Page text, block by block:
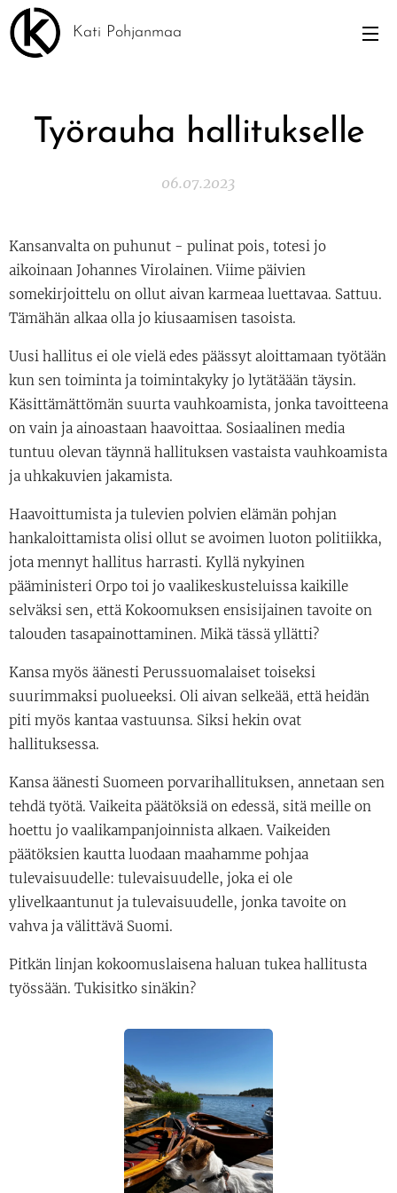
Kati Pohjanmaa
Työrauha hallitukselle
06.07.2023
Kansanvalta on puhunut - pulinat pois, totesi jo
aikoinaan Johannes Virolainen. Viime päivien
somekirjoittelu on ollut aivan karmeaa luettavaa. Sattuu.
Tämähän alkaa olla jo kiusaamisen tasoista.
Uusi hallitus ei ole vielä edes päässyt aloittamaan työtään
kun sen toiminta ja toimintakyky jo lytätäään täysin.
Käsittämättömän suurta vauhkoamista, jonka tavoitteena
on vain ja ainoastaan haavoittaa. Sosiaalinen media
tuntuu olevan täynnä hallituksen vastaista vauhkoamista
ja uhkakuvien jakamista.
Haavoittumista ja tulevien polvien elämän pohjan
hankaloittamista olisi ollut se avoimen luoton politiikka,
jota mennyt hallitus harrasti. Kyllä nykyinen
pääministeri Orpo toi jo vaalikeskusteluissa kaikille
selväksi sen, että Kokoomuksen ensisijainen tavoite on
talouden tasapainottaminen. Mikä tässä yllätti?
Kansa myös äänesti Perussuomalaiset toiseksi
suurimmaksi puolueeksi. Oli aivan selkeää, että heidän
piti myös kantaa vastuunsa. Siksi hekin ovat
hallituksessa.
Kansa äänesti Suomeen porvarihallituksen, annetaan sen
tehdä työtä. Vaikeita päätöksiä on edessä, sitä meille on
hoettu jo vaalikampanjoinnista alkaen. Vaikeiden
päätöksien kautta luodaan maahamme pohjaa
tulevaisuudelle: tulevaisuudelle, joka ei ole
ylivelkaantunut ja tulevaisuudelle, jonka tavoite on
vahva ja välittävä Suomi.
Pitkän linjan kokoomuslaisena haluan tukea hallitusta
työssään. Tukisitko sinäkin?